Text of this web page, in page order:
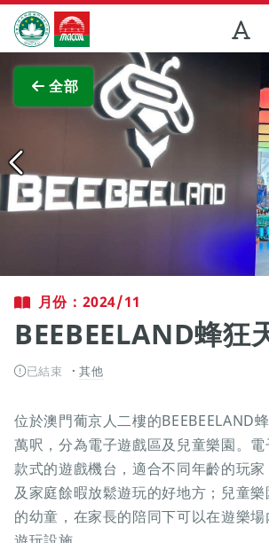
跳至主内容
澳門特別行政區政府旅遊局
全部
月份：2024/11
BEEBEELAND蜂狂
已結束 其他
位於澳門葡京人二樓的BEEBEELAND
萬呎，分為電子遊戲區及兒童樂園。
款式的遊戲機台，適合不同年齡的玩
及家庭餘暇放鬆遊玩的好地方；兒童
的幼童，在家長的陪同下可以在遊樂